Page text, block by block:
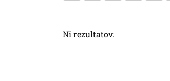
Ni rezultatov.